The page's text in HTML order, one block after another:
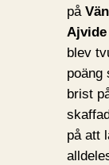
på
blev
poäng
brist
på att